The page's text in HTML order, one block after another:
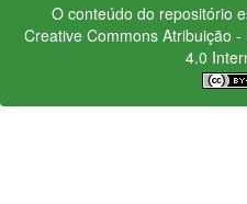
O conteúdo do repositório
Creative CommonsAtribuição -
4.0